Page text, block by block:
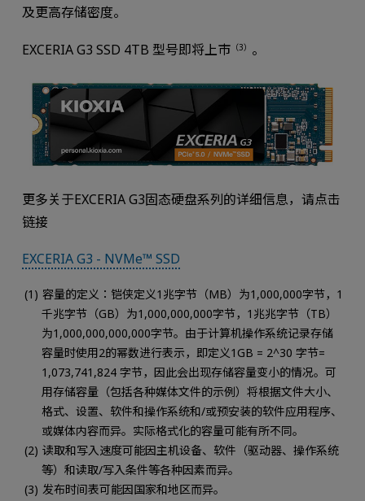
及更高存储密度。
EXCERIA G3 SSD 4TB 型号即将上市（3） 。
更多关于EXCERIA G3固态硬盘系列的详细信息，请点击
链接
EXCERIA G3 - NVMe™ SSD
容量的定义：铠侠定义1兆字节（MB）为1,000,000字节，1
千兆字节（GB）为1,000,000,000字节，1兆兆字节（TB）
为1,000,000,000,000字节。由于计算机操作系统记录存储
容量时使用2的幂数进行表示，即定义1GB = 2^30 字节=
1,073,741,824 字节，因此会出现存储容量变小的情况。可
用存储容量（包括各种媒体文件的示例）将根据文件大小、
格式、设置、软件和操作系统和/或预安装的软件应用程序、
或媒体内容而异。实际格式化的容量可能有所不同。
读取和写入速度可能因主机设备、软件（驱动器、操作系统
等）和读取/写入条件等各种因素而异。
发布时间表可能因国家和地区而异。